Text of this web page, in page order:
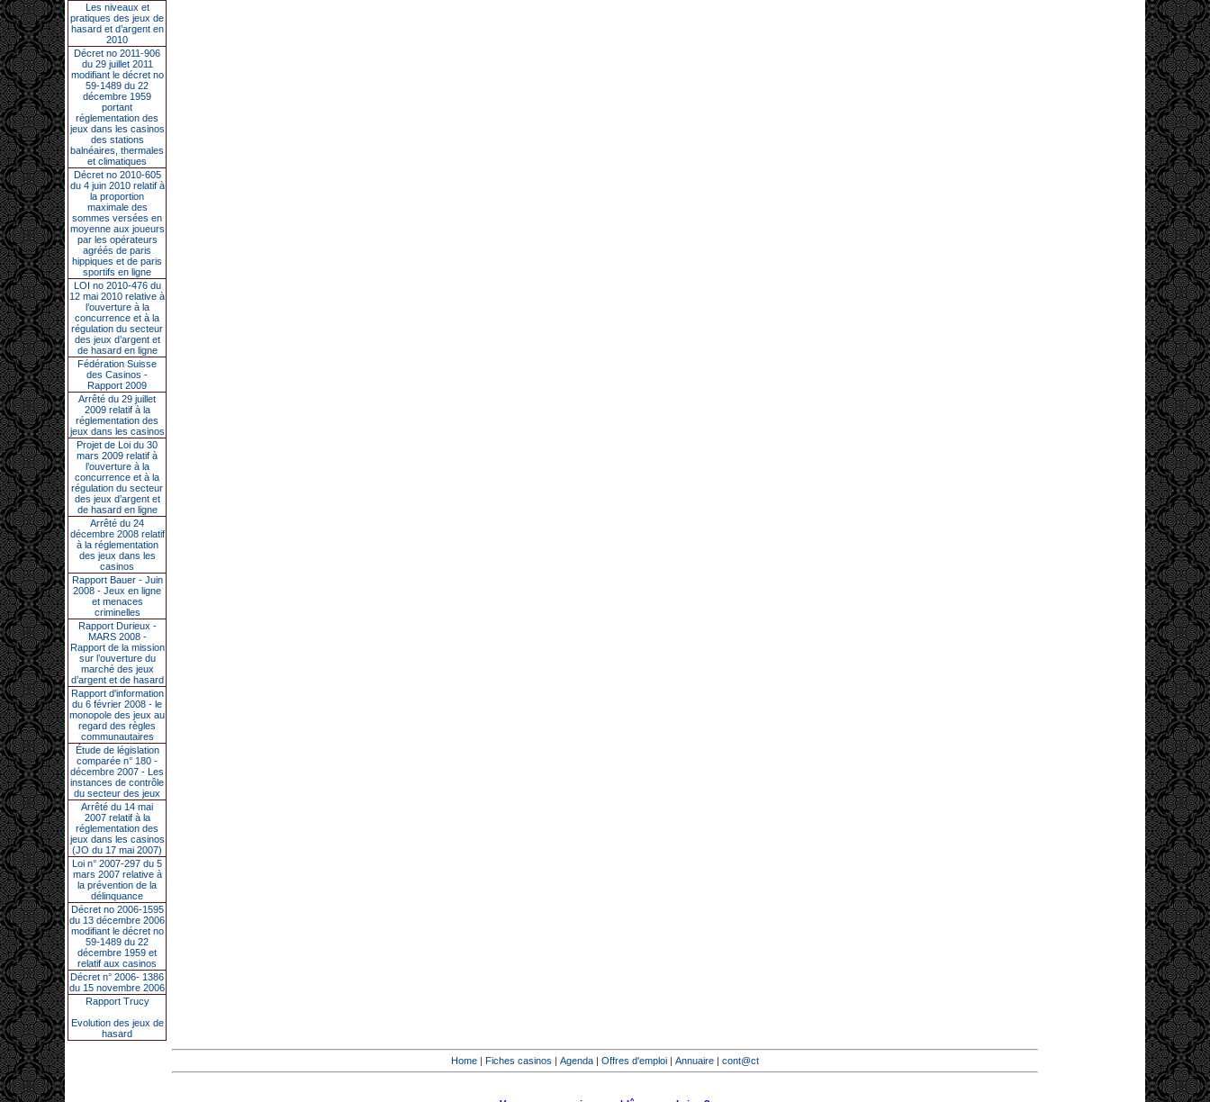
Les niveaux et
pratiques des jeux de
hasard et d’argent en
2010
Décret no 2011-906
du 29 juillet 2011
modifiant le décret no
59-1489 du 22
décembre 1959
portant
réglementation des
jeux dans les casinos
des stations
balnéaires, thermales
et climatiques
Décret no 2010-605
du 4 juin 2010 relatif à
la proportion
maximale des
sommes versées en
moyenne aux joueurs
par les opérateurs
agréés de paris
hippiques et de paris
sportifs en ligne
LOI no 2010-476 du
12 mai 2010 relative à
l’ouverture à la
concurrence et à la
régulation du secteur
des jeux d’argent et
de hasard en ligne
Fédération Suisse
des Casinos -
Rapport 2009
Arrêté du 29 juillet
2009 relatif à la
réglementation des
jeux dans les casinos
Projet de Loi du 30
mars 2009 relatif à
l’ouverture à la
concurrence et à la
régulation du secteur
des jeux d’argent et
de hasard en ligne
Arrêté du 24
décembre 2008 relatif
à la réglementation
des jeux dans les
casinos
Rapport Bauer - Juin
2008 - Jeux en ligne
et menaces
criminelles
Rapport Durieux -
MARS 2008 -
Rapport de la mission
sur l’ouverture du
marché des jeux
d’argent et de hasard
Rapport d'information
du 6 février 2008 - le
monopole des jeux au
regard des règles
communautaires
Étude de législation
comparée n° 180 -
décembre 2007 - Les
instances de contrôle
du secteur des jeux
Arrêté du 14 mai
2007 relatif à la
réglementation des
jeux dans les casinos
(JO du 17 mai 2007)
Loi n° 2007-297 du 5
mars 2007 relative à
la prévention de la
délinquance
Décret no 2006-1595
du 13 décembre 2006
modifiant le décret no
59-1489 du 22
décembre 1959 et
relatif aux casinos
Décret n° 2006- 1386
du 15 novembre 2006
Rapport Trucy
Evolution des jeux de
hasard
Home | Fiches casinos | Agenda | Offres d'emploi | Annuaire | cont@ct